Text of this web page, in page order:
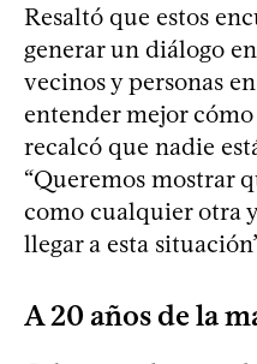
Resaltó que estos
generar un diálogo
vecinos y personas
entender mejor
recalcó que nadie
“Queremos mostrar
como cualquier otra
llegar a esta
A 20 años de la